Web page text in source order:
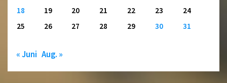
18
19 20 21 22 23
24
25
26 27 28 29 30 31
« Juni Aug. »